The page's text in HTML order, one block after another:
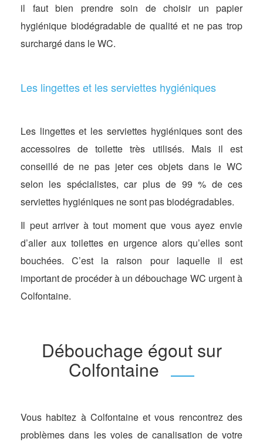
il faut bien prendre soin de choisir un papier
hygiénique biodégradable de qualité et ne pas trop
surchargé dans le WC.
Les lingettes et les serviettes hygiéniques
Les lingettes et les serviettes hygiéniques sont des
accessoires de toilette très utilisés. Mais il est
conseillé de ne pas jeter ces objets dans le WC
selon les spécialistes, car plus de 99 % de ces
serviettes hygiéniques ne sont pas biodégradables.
Il peut arriver à tout moment que vous ayez envie
d’aller aux toilettes en urgence alors qu’elles sont
bouchées. C’est la raison pour laquelle il est
important de procéder à un débouchage WC urgent à
Colfontaine.
Débouchage égout sur
Colfontaine
Vous habitez à Colfontaine et vous rencontrez des
problèmes dans les voies de canalisation de votre